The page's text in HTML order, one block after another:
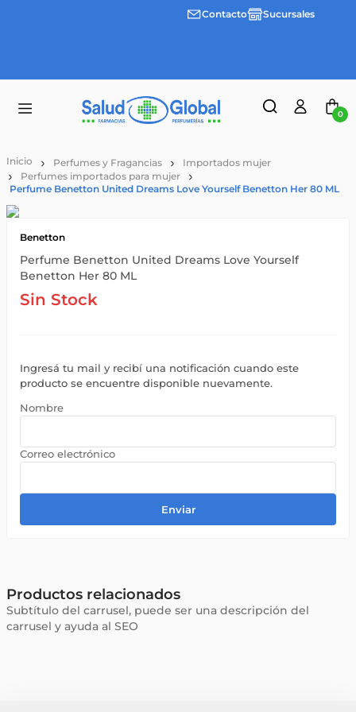
Envíos
Contacto Sucursales
0
Perfumes y Fragancias
Importados mujer
Perfumes importados para mujer
Perfume Benetton United Dreams Love Yourself Benetton Her 80 ML
Benetton
Perfume Benetton United Dreams Love Yourself
Benetton Her 80 ML
Sin Stock
Ingresá tu mail y recibí una notificación cuando este
producto se encuentre disponible nuevamente.
Enviar
Productos relacionados
Subtítulo del carrusel, puede ser una descripción del
carrusel y ayuda al SEO